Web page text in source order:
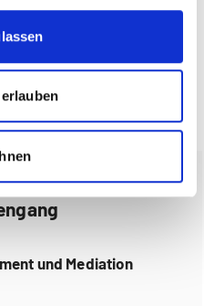
und
217 KB
und Mediation